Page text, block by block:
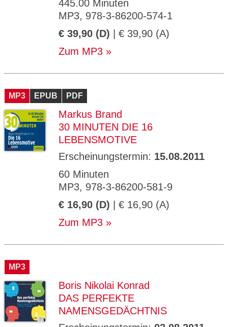
445.00 Minuten
MP3, 978-3-86200-574-1
€ 39,90 (D) | € 39,90 (A)
Zum MP3
MP3 EPUB PDF
Markus Brand
30 MINUTEN DIE 16
LEBENSMOTIVE
Erscheinungstermin: 15.08.2011
60 Minuten
MP3, 978-3-86200-581-9
€ 16,90 (D) | € 16,90 (A)
Zum MP3
MP3
Boris Nikolai Konrad
DAS PERFEKTE
NAMENSGEDÄCHTNIS